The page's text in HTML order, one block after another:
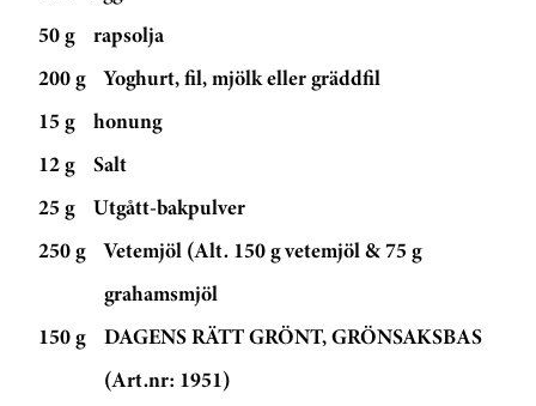
50 g
rapsolja
200 g
Yoghurt, fil, mjölk eller gräddfil
15 g
honung
12 g
Salt
25 g
Utgått-bakpulver
250 g
Vetemjöl (Alt. 150 g vetemjöl & 75 g
grahamsmjöl
150 g
DAGENS RÄTT GRÖNT, GRÖNSAKSBAS
(Art.nr: 1951)